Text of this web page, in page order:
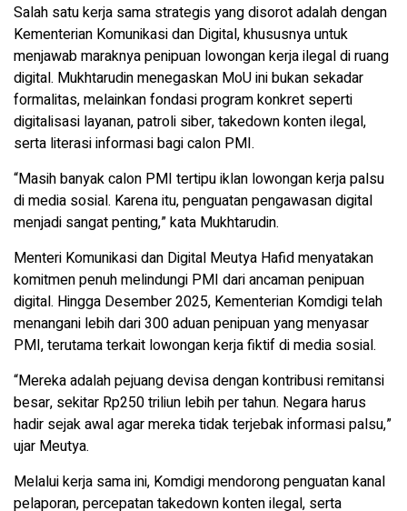
Salah satu kerja sama strategis yang disorot adalah dengan
Kementerian Komunikasi dan Digital, khususnya untuk
menjawab maraknya penipuan lowongan kerja ilegal di ruang
digital. Mukhtarudin menegaskan MoU ini bukan sekadar
formalitas, melainkan fondasi program konkret seperti
digitalisasi layanan, patroli siber, takedown konten ilegal,
serta literasi informasi bagi calon PMI.
“Masih banyak calon PMI tertipu iklan lowongan kerja palsu
di media sosial. Karena itu, penguatan pengawasan digital
menjadi sangat penting,” kata Mukhtarudin.
Menteri Komunikasi dan Digital Meutya Hafid menyatakan
komitmen penuh melindungi PMI dari ancaman penipuan
digital. Hingga Desember 2025, Kementerian Komdigi telah
menangani lebih dari 300 aduan penipuan yang menyasar
PMI, terutama terkait lowongan kerja fiktif di media sosial.
“Mereka adalah pejuang devisa dengan kontribusi remitansi
besar, sekitar Rp250 triliun lebih per tahun. Negara harus
hadir sejak awal agar mereka tidak terjebak informasi palsu,”
ujar Meutya.
Melalui kerja sama ini, Komdigi mendorong penguatan kanal
pelaporan, percepatan takedown konten ilegal, serta